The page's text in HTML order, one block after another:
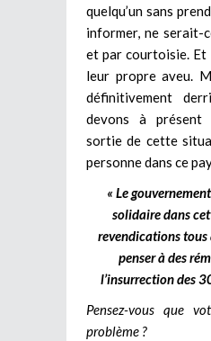
quelqu’un sans
informer, ne serait-
et par courtoisie. Et
leur propre aveu.
définitivement
devons à présent
sortie de cette
personne dans ce
« Le
solidaire dans
revendications
penser à des
l’insurrection des
Pensez-vous que
problème ?